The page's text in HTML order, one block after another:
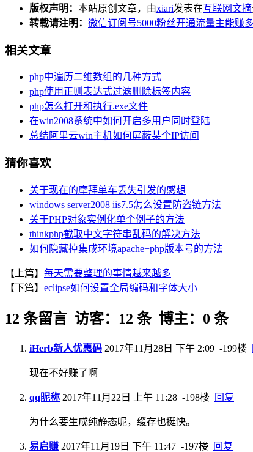
版权声明： 本站原创文章，由xiari发表在互联网文摘
转载请注明： 微信订阅号5000粉丝开通流量主能赚
相关文章
php中遍历二维数组的几种方式
php使用正则表达式过滤删除标签内容
php怎么打开和执行.exe文件
在win2008系统中如何开启多用户同时登陆
总结阿里云win主机如何屏蔽某个IP访问
猜你喜欢
关于现在的摩拜单车丢失引发的感想
windows server2008 iis7.5怎么设置防盗链方法
关于PHP对象实例化单个例子的方法
thinkphp截取中文字符串乱码的解决方法
如何隐藏掉集成环境apache+php版本号的方法
【上篇】 每天需要整理的事情越来越多
【下篇】 eclipse如何设置全局编码和字体大小
12 条留言 访客：12 条 博主：0 条
iHerb新人优惠码 2017年11月28日 下午 2:09 -199楼
现在不好赚了啊
qq昵称 2017年11月22日 上午 11:28 -198楼 回复
为什么要生成纯静态呢，缓存也挺快。
易启赚 2017年11月19日 下午 11:47 -197楼 回复